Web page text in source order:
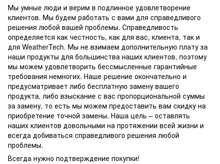
Мы умные люди и верим в подлинное удовлетворение
клиентов. Мы будем работать с вами для справедливого
решения любой вашей проблемы. Справедливость
определяется как честность, как для вас, клиента, так и
для WeatherTech. Мы не взимаем дополнительную плату за
наши продукты для большинства наших клиентов, поэтому
мы можем удовлетворить бессмысленные гарантийные
требования немногих. Наше решение окончательно и
предусматривает либо бесплатную замену вашего
продукта, либо взыскание с вас пропорциональной суммы
за замену, то есть мы можем предоставить вам скидку на
приобретение точной замены. Наша цель – оставлять
наших клиентов довольными на протяжении всей жизни и
всегда добиваться справедливого решения любой
проблемы.
Всегда нужно подтверждение покупки!